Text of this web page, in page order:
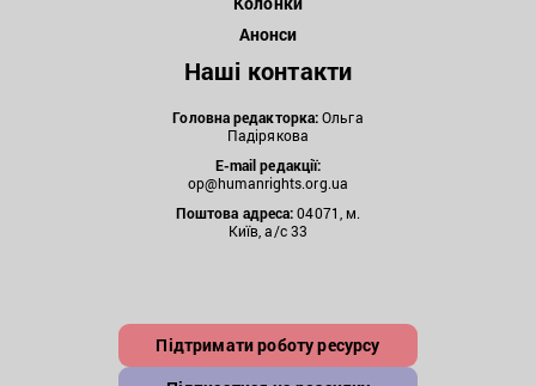
Анонси
Наші контакти
Головна редакторка:Ольга
Падірякова
E-mail редакції:
op@humanrights.org.ua
Поштова адреса:04071, м.
Київ, а/с 33
Підтримати роботу ресурсу